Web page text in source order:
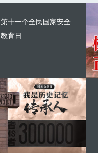
第十一个全民国家安全
教育日